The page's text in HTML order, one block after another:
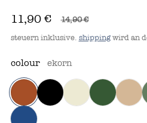
verkaufspreis
11,90 €
regulärer preis14,90 €
steuern inklusive. shippingwird an
colour ekorn
ekornnills